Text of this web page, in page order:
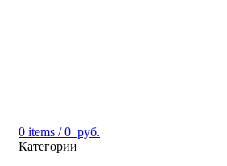
0 items / 0 руб.
Категории